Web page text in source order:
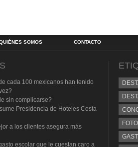
SOMOS CONTACTO
cada 100 mexicanos han tenido
sin complicarse?
Presidencia de Hoteles Costa
a los clientes asegura más
escolar que le cuestan caro a